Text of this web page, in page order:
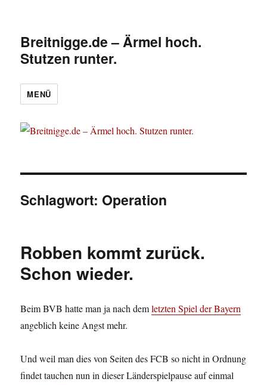
Breitnigge.de – Ärmel hoch.
Stutzen runter.
MENÜ
Schlagwort: Operation
Robben kommt zurück.
Schon wieder.
Beim BVB hatte man ja nach demletzten Spiel der Bayern
angeblich keine Angst mehr.
Und weil man dies von Seiten des FCB so nicht in Ordnung
findet tauchen nun in dieser Länderspielpause auf einmal